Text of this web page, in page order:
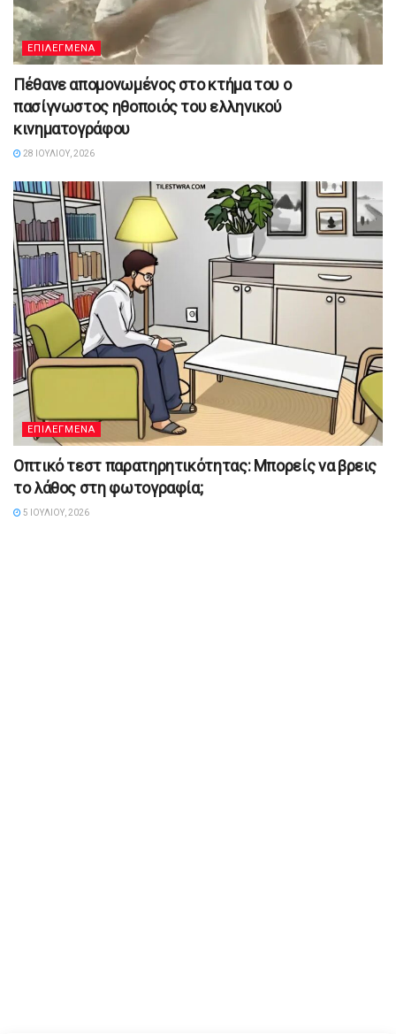
ΕΠΙΛΕΓΜΕΝΑ
Πέθανε απομονωμένος στο κτήμα του ο
πασίγνωστος ηθοποιός του ελληνικού
κινηματογράφου
28 ΙΟΥΛΊΟΥ, 2026
ΕΠΙΛΕΓΜΕΝΑ
Οπτικό τεστ παρατηρητικότητας: Μπορείς να βρεις
το λάθος στη φωτογραφία;
5 ΙΟΥΛΊΟΥ, 2026